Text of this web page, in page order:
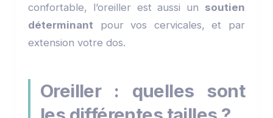
confortable, l’oreiller est aussi un soutien
déterminant pour vos cervicales, et par
extension votre dos.
Oreiller : quelles sont